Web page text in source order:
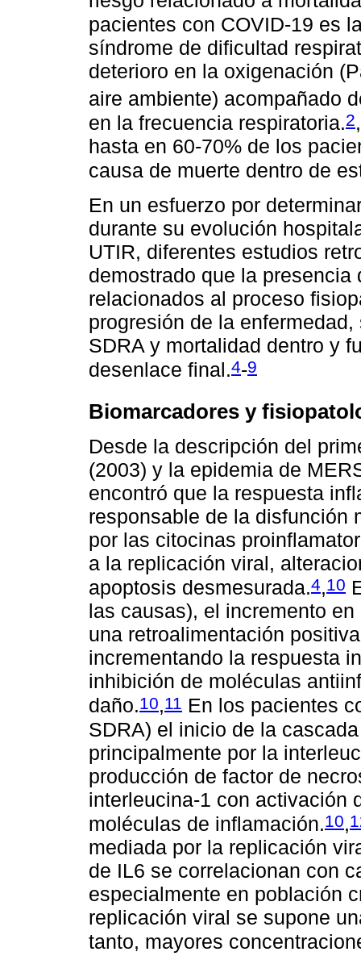
pacientes con COVID-19 es
síndrome de dificultad
deterioro en la oxigenación
aire ambiente) acompañado
en la frecuencia respiratoria.2,
hasta en 60-70% de los
causa de muerte dentro de
En un esfuerzo por
durante su evolución
UTIR, diferentes estudios
demostrado que la
relacionados al proceso
progresión de la
SDRA y mortalidad dentro y
desenlace final.4-9
Biomarcadores y
Desde la descripción del
(2003) y la epidemia de
encontró que la respuesta
responsable de la disfunción
por las citocinas
a la replicación viral,
apoptosis desmesurada.4,10
las causas), el incremento
una retroalimentación
incrementando la respuesta
inhibición de moléculas
daño.10,11 En los pacientes
SDRA) el inicio de la
principalmente por la
producción de factor de
interleucina-1 con activación
moléculas de inflamación.10,
mediada por la replicación
de IL6 se correlacionan con
especialmente en población
replicación viral se supone
tanto, mayores